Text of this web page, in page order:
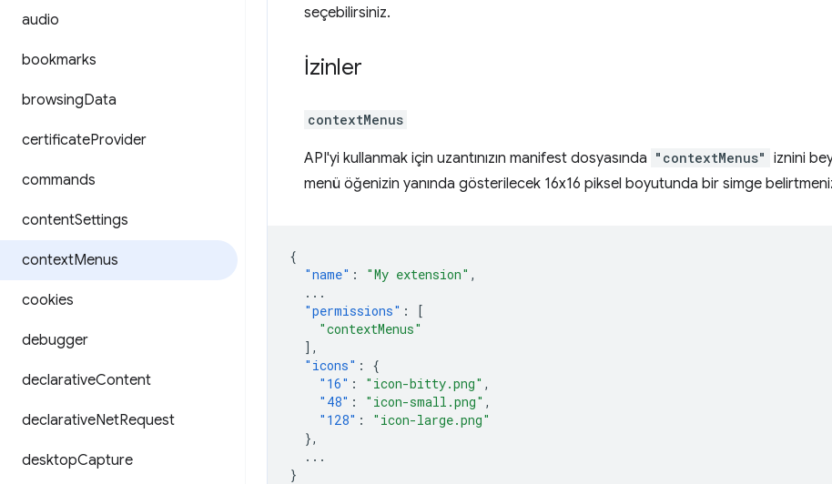
audio
bookmarks
browsingData
certificateProvider
commands
contentSettings
contextMenus
cookies
debugger
declarativeContent
declarativeNetRequest
desktopCapture
seçebilirsiniz.
İzinler
contextMenus
API'yi kullanmak için uzantınızın manifest dosyasında "contextMenus" iznini
menü öğenizin yanında gösterilecek 16x16 piksel boyutunda bir simge
{
"name" : "My extension" ,
...
"permissions" :
[
"contextMenus"
],
"icons" :
{
"16" : "icon-bitty.png" ,
"48" : "icon-small.png" ,
"128" :
"icon-large.png"
},
...
}